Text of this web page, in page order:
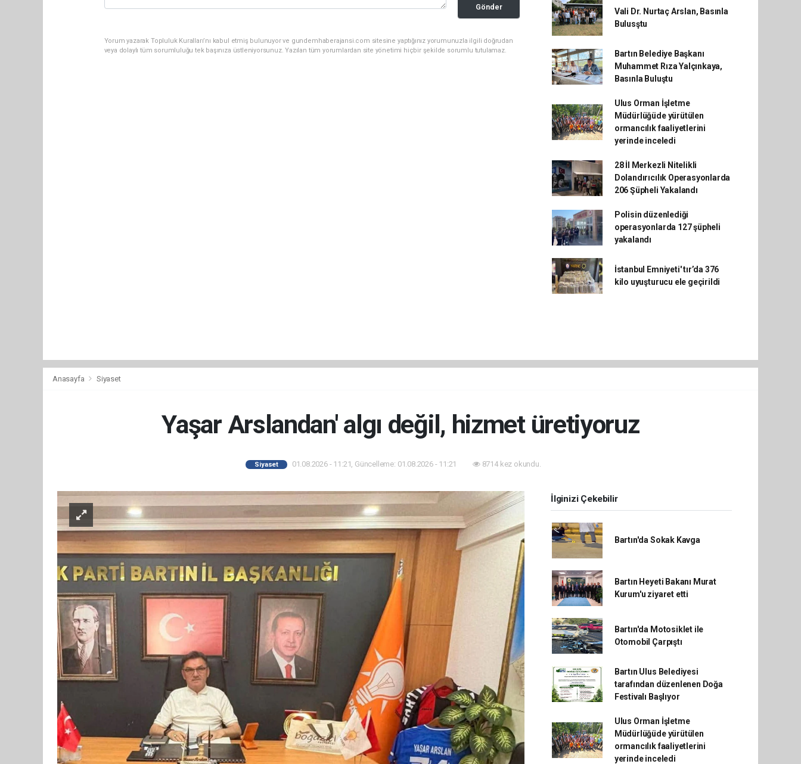
Gönder
Yorum yazarak Topluluk Kuralları’nı kabul etmiş bulunuyor ve gundemhaberajansi.com sitesine yaptığınız yorumunuzla ilgili doğrudan
veya dolaylı tüm sorumluluğu tek başınıza üstleniyorsunuz. Yazılan tüm yorumlardan site yönetimi hiçbir şekilde sorumlu tutulamaz.
Vali Dr. Nurtaç Arslan, Basınla
Bulusştu
Bartın Belediye Başkanı
Muhammet Rıza Yalçınkaya,
Basınla Buluştu
Ulus Orman İşletme
Müdürlüğüde yürütülen
ormancılık faaliyetlerini
yerinde inceledi
28 İl Merkezli Nitelikli
Dolandırıcılık Operasyonlarda
206 Şüpheli Yakalandı
Polisin düzenlediği
operasyonlarda 127 şüpheli
yakalandı
İstanbul Emniyeti' tır’da 376
kilo uyuşturucu ele geçirildi
Anasayfa Siyaset
Yaşar Arslandan' algı değil, hizmet üretiyoruz
Siyaset 01.08.2026 - 11:21, Güncelleme: 01.08.2026 - 11:21 8714 kez okundu.
İlginizi Çekebilir
Bartın'da Sokak Kavga
Bartın Heyeti Bakanı Murat
Kurum'u ziyaret etti
Bartın'da Motosiklet ile
Otomobil Çarpıştı
Bartın Ulus Belediyesi
tarafından düzenlenen Doğa
Festivalı Başlıyor
Ulus Orman İşletme
Müdürlüğüde yürütülen
ormancılık faaliyetlerini
yerinde inceledi